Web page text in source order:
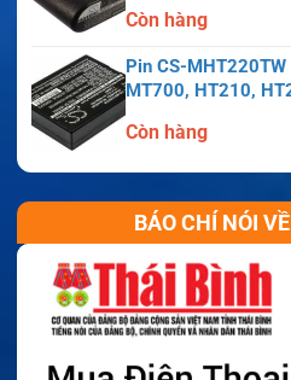
Còn hàng
Pin CS-
MT700, HT210,
Còn hàng
BÁO CHÍ NÓI